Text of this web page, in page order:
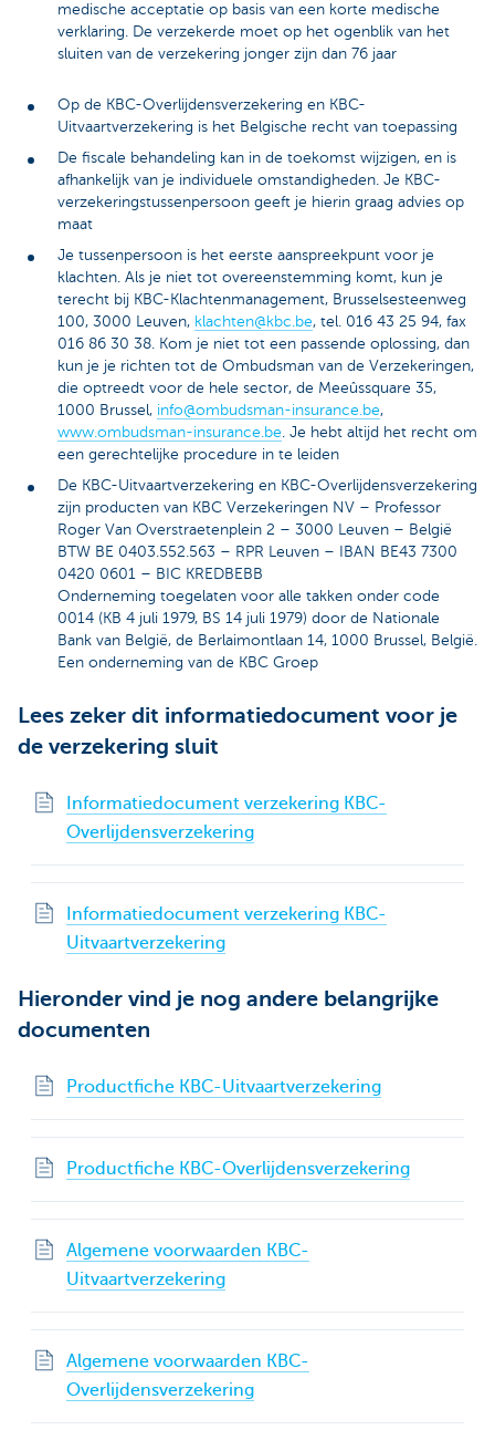
medische acceptatie op basis van een korte medische
verklaring. De verzekerde moet op het ogenblik van het
sluiten van de verzekering jonger zijn dan 76 jaar
Op de KBC-Overlijdensverzekering en KBC-
Uitvaartverzekering is het Belgische recht van toepassing
De fiscale behandeling kan in de toekomst wijzigen, en is
afhankelijk van je individuele omstandigheden. Je KBC-
verzekeringstussenpersoon geeft je hierin graag advies op
maat
Je tussenpersoon is het eerste aanspreekpunt voor je
klachten. Als je niet tot overeenstemming komt, kun je
terecht bij KBC-Klachtenmanagement, Brusselsesteenweg
100, 3000 Leuven, klachten@kbc.be, tel. 016 43 25 94, fax
016 86 30 38. Kom je niet tot een passende oplossing, dan
kun je je richten tot de Ombudsman van de Verzekeringen,
die optreedt voor de hele sector, de Meeûssquare 35,
1000 Brussel, info@ombudsman-insurance.be,
www.ombudsman-insurance.be. Je hebt altijd het recht om
een gerechtelijke procedure in te leiden
De KBC-Uitvaartverzekering en KBC-Overlijdensverzekering
zijn producten van KBC Verzekeringen NV – Professor
Roger Van Overstraetenplein 2 – 3000 Leuven – België
BTW BE 0403.552.563 – RPR Leuven – IBAN BE43 7300
0420 0601 – BIC KREDBEBB
Onderneming toegelaten voor alle takken onder code
0014 (KB 4 juli 1979, BS 14 juli 1979) door de Nationale
Bank van België, de Berlaimontlaan 14, 1000 Brussel, België.
Een onderneming van de KBC Groep
Lees zeker dit informatiedocument voor je
de verzekering sluit
Informatiedocument verzekering KBC-
Overlijdensverzekering
Informatiedocument verzekering KBC-
Uitvaartverzekering
Hieronder vind je nog andere belangrijke
documenten
Productfiche KBC-Uitvaartverzekering
Productfiche KBC-Overlijdensverzekering
Algemene voorwaarden KBC-
Uitvaartverzekering
Algemene voorwaarden KBC-
Overlijdensverzekering